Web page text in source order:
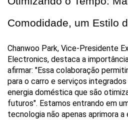
Comodidade, um Estilo
Chanwoo Park, Vice-Presidente
Electronics, destaca a
afirmar: "Essa colaboração
para o carro e serviços
energia doméstica que são
futuros". Estamos entrando em
tecnologia não apenas aprimora a